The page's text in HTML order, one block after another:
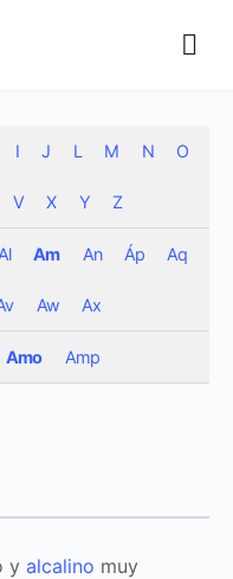
I J L M N O
V X Y Z
Al Am An Áp Aq
Aw Ax
Amo Amp
yalcalino muy